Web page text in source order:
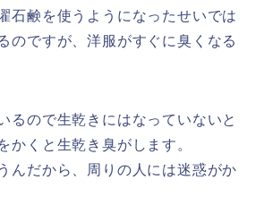
石鹸を使うようになったせいでは
のですが、洋服がすぐに臭くなる
るので生乾きにはなっていないと
かくと生乾き臭がします。
んだから、周りの人には迷惑がか